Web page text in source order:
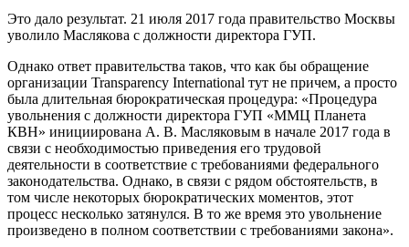
Это дало результат. 21 июля 2017 года правительство Москвы
уволило Маслякова с должности директора ГУП.
Однако ответ правительства таков, что как бы обращение
организации Transparency International тут не причем, а просто
была длительная бюрократическая процедура: «Процедура
увольнения с должности директора ГУП «ММЦ Планета
КВН» инициирована А. В. Масляковым в начале 2017 года в
связи с необходимостью приведения его трудовой
деятельности в соответствие с требованиями федерального
законодательства. Однако, в связи с рядом обстоятельств, в
том числе некоторых бюрократических моментов, этот
процесс несколько затянулся. В то же время это увольнение
произведено в полном соответствии с требованиями закона».